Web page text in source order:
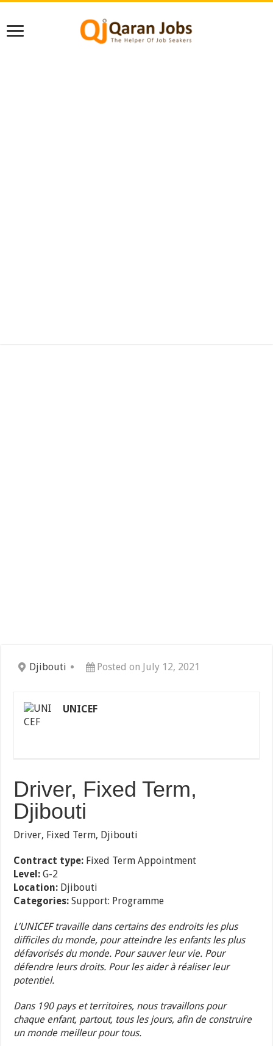
Djibouti Posted on July 12, 2021
UNICEF
Driver, Fixed Term,
Djibouti
Driver, Fixed Term, Djibouti
Contract type: Fixed Term Appointment
Level: G-2
Location: Djibouti
Categories: Support: Programme
L’UNICEF travaille dans certains des endroits les plus
difficiles du monde, pour atteindre les enfants les plus
défavorisés du monde. Pour sauver leur vie. Pour
défendre leurs droits. Pour les aider à réaliser leur
potentiel.
Dans 190 pays et territoires, nous travaillons pour
chaque enfant, partout, tous les jours, afin de construire
un monde meilleur pour tous.